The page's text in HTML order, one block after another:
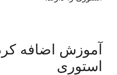
آموزش اضافه
استوری